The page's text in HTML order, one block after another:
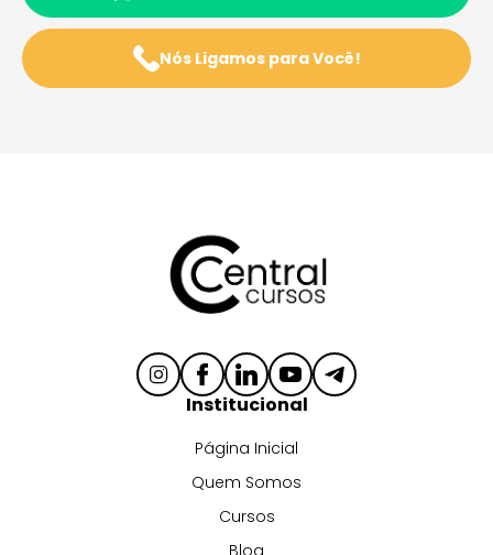
Nós Ligamos para Você!
Institucional
Página Inicial
Quem Somos
Cursos
Blog